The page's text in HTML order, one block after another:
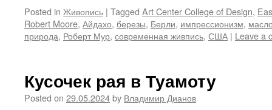
Posted in Живопись | Tagged Art Center College of Design,
Robert Moore, Айдахо, березы, Берли, импрессионизм,
природа, Роберт Мур, современная живпись, США | Leave a
Кусочек рая в Туамоту
Posted on 29.05.2024by Владимир Дианов